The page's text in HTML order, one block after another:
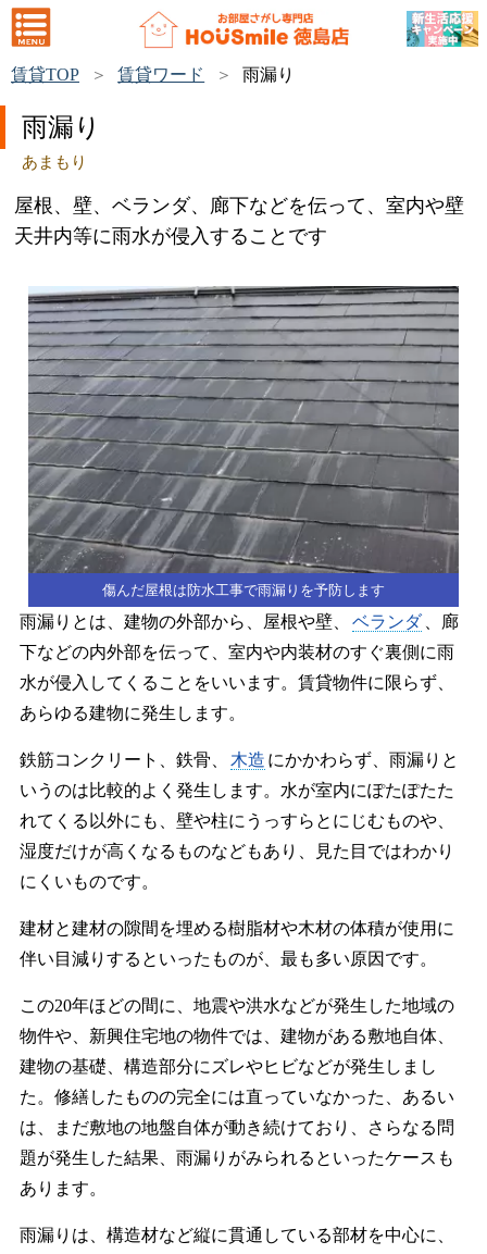
賃貸TOP 賃貸ワード 雨漏り
雨漏り
あまもり
屋根、壁、ベランダ、廊下などを伝って、室内や壁
天井内等に雨水が侵入することです
傷んだ屋根は防水工事で雨漏りを予防します
雨漏りとは、建物の外部から、屋根や壁、 ベランダ
、廊
下などの内外部を伝って、室内や内装材のすぐ裏側に雨
水が侵入してくることをいいます。賃貸物件に限らず、
あらゆる建物に発生します。
鉄筋コンクリート、鉄骨、 木造 にかかわらず、雨漏りと
いうのは比較的よく発生します。水が室内にぽたぽたた
れてくる以外にも、壁や柱にうっすらとにじむものや、
湿度だけが高くなるものなどもあり、見た目ではわかり
にくいものです。
建材と建材の隙間を埋める樹脂材や木材の体積が使用に
伴い目減りするといったものが、最も多い原因です。
この20年ほどの間に、地震や洪水などが発生した地域の
物件や、新興住宅地の物件では、建物がある敷地自体、
建物の基礎、構造部分にズレやヒビなどが発生しまし
た。修繕したものの完全には直っていなかった、あるい
は、まだ敷地の地盤自体が動き続けており、さらなる問
題が発生した結果、雨漏りがみられるといったケースも
あります。
雨漏りは、構造材など縦に貫通している部材を中心に、